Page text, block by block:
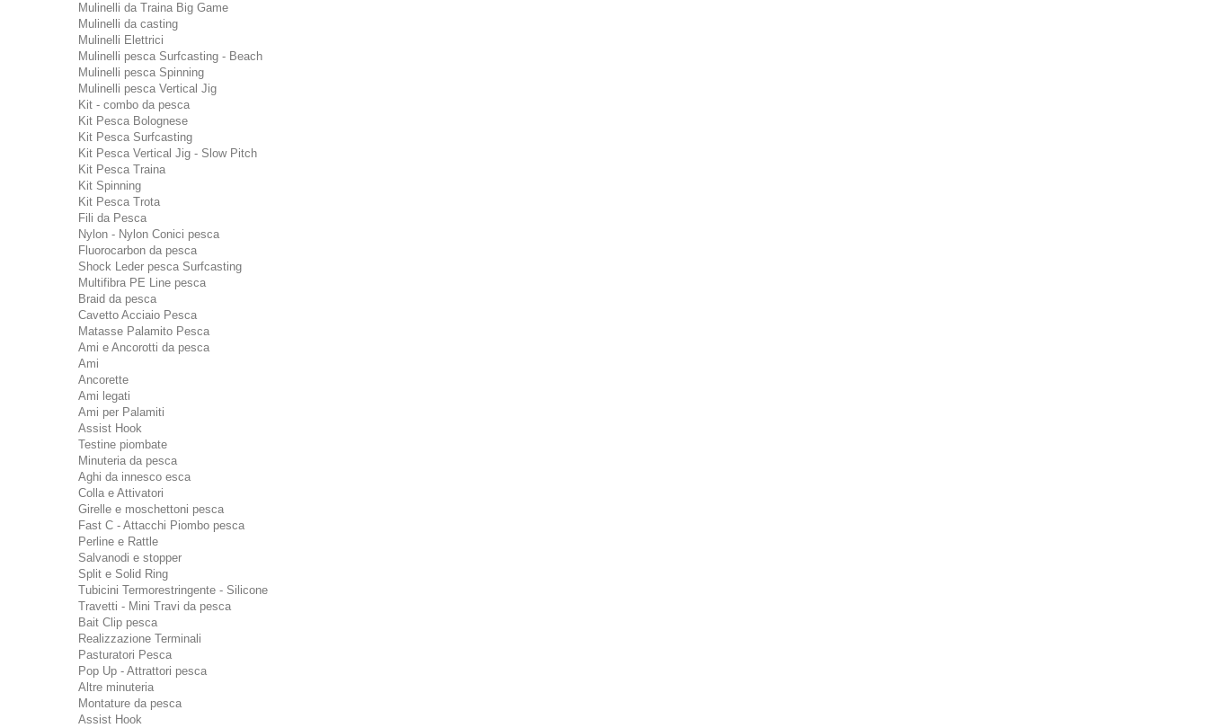
Mulinelli da Traina Big Game
Mulinelli da casting
Mulinelli Elettrici
Mulinelli pesca Surfcasting - Beach
Mulinelli pesca Spinning
Mulinelli pesca Vertical Jig
Kit - combo da pesca
Kit Pesca Bolognese
Kit Pesca Surfcasting
Kit Pesca Vertical Jig - Slow Pitch
Kit Pesca Traina
Kit Spinning
Kit Pesca Trota
Fili da Pesca
Nylon - Nylon Conici pesca
Fluorocarbon da pesca
Shock Leder pesca Surfcasting
Multifibra PE Line pesca
Braid da pesca
Cavetto Acciaio Pesca
Matasse Palamito Pesca
Ami e Ancorotti da pesca
Ami
Ancorette
Ami legati
Ami per Palamiti
Assist Hook
Testine piombate
Minuteria da pesca
Aghi da innesco esca
Colla e Attivatori
Girelle e moschettoni pesca
Fast C - Attacchi Piombo pesca
Perline e Rattle
Salvanodi e stopper
Split e Solid Ring
Tubicini Termorestringente - Silicone
Travetti - Mini Travi da pesca
Bait Clip pesca
Realizzazione Terminali
Pasturatori Pesca
Pop Up - Attrattori pesca
Altre minuteria
Montature da pesca
Assist Hook